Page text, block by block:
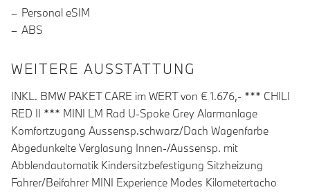
Personal eSIM
ABS
WEITERE AUSSTATTUNG
INKL. BMW PAKET CARE im WERT von € 1.676,- *** CHILI
RED II *** MINI LM Rad U-Spoke Grey Alarmanlage
Komfortzugang Aussensp.schwarz/Dach Wagenfarbe
Abgedunkelte Verglasung Innen-/Aussensp. mit
Abblendautomatik Kindersitzbefestigung Sitzheizung
Fahrer/Beifahrer MINI Experience Modes Kilometertacho